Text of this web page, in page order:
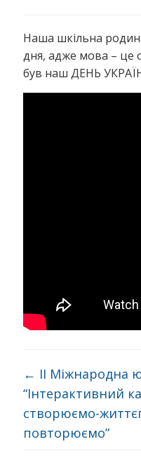
Наша шкільна
дня, адже мова – це
був наш ДЕНЬ
← ІІ Міжнародна
“Інтерактивний
створюємо-
повторюємо”